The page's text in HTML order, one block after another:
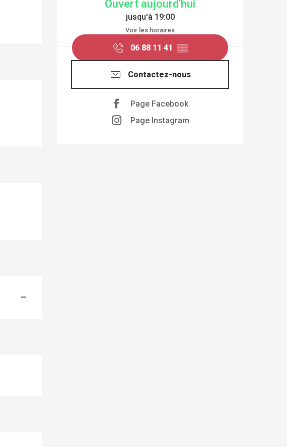
Ouvert aujourd'hui
jusqu'à 19:00
Voir les horaires
06 88 11 41 ▒▒
Contactez-nous
Page Facebook
Page Instagram
—